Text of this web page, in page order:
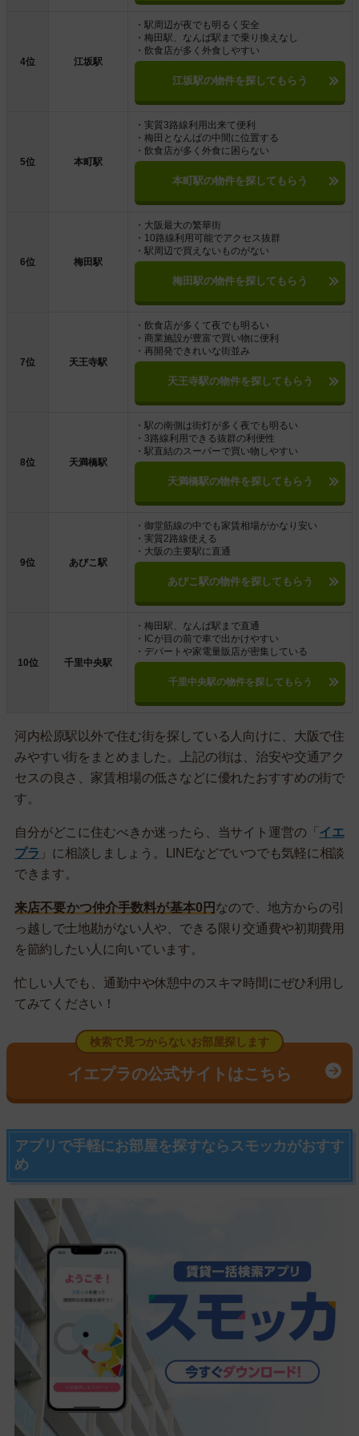
4位 江坂駅
・駅周辺が夜でも明るく安全
・梅田駅、なんば駅まで乗り換えなし
・飲食店が多く外食しやすい
江坂駅の物件を探してもらう
5位 本町駅
・実質3路線利用出来て便利
・梅田となんばの中間に位置する
・飲食店が多く外食に困らない
本町駅の物件を探してもらう
6位 梅田駅
・大阪最大の繁華街
・10路線利用可能でアクセス抜群
・駅周辺で買えないものがない
梅田駅の物件を探してもらう
7位 天王寺駅
・飲食店が多くて夜でも明るい
・商業施設が豊富で買い物に便利
・再開発できれいな街並み
天王寺駅の物件を探してもらう
8位 天満橋駅
・駅の南側は街灯が多く夜でも明るい
・3路線利用できる抜群の利便性
・駅直結のスーパーで買い物しやすい
天満橋駅の物件を探してもらう
9位 あびこ駅
・御堂筋線の中でも家賃相場がかなり安い
・実質2路線使える
・大阪の主要駅に直通
あびこ駅の物件を探してもらう
10位 千里中央駅
・梅田駅、なんば駅まで直通
・ICが目の前で車で出かけやすい
・デパートや家電量販店が密集している
千里中央駅の物件を探してもらう
河内松原駅以外で住む街を探している人向けに、大阪で住
みやすい街をまとめました。上記の街は、治安や交通アク
セスの良さ、家賃相場の低さなどに優れたおすすめの街で
す。
自分がどこに住むべきか迷ったら、当サイト運営の「 イエ
プラ 」に相談しましょう。LINEなどでいつでも気軽に相談
できます。
来店不要かつ仲介手数料が基本0円 なので、地方からの引
っ越しで土地勘がない人や、できる限り交通費や初期費用
を節約したい人に向いています。
忙しい人でも、通勤中や休憩中のスキマ時間にぜひ利用し
てみてください！
検索で見つからないお部屋探します
イエプラの公式サイトはこちら
アプリで手軽にお部屋を探すならスモッカがおすす
め